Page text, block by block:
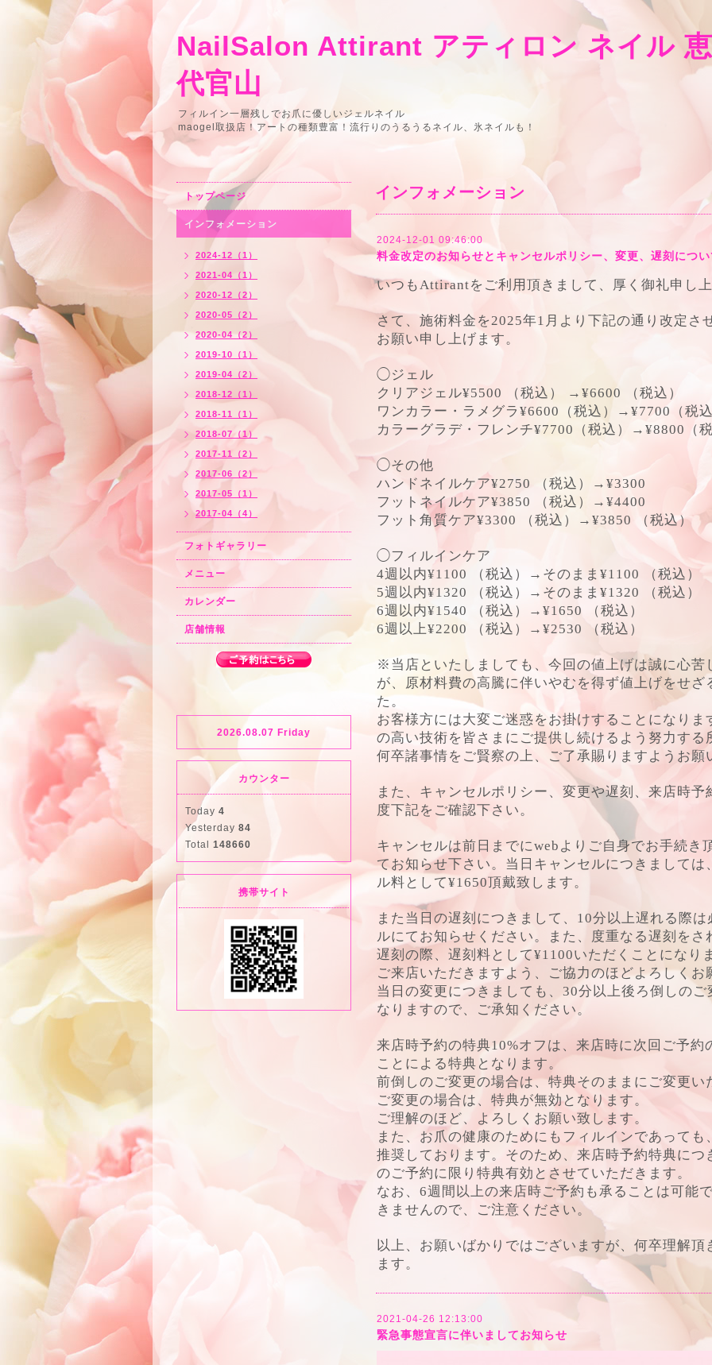
NailSalon Attirant アティロン ネイル
代官山
フィルイン一層残しでお爪に優しいジェルネイル
maogel取扱店！アートの種類豊富！流行りのうるうるネイル、氷ネイルも！
インフォメーション
2024-12-01 09:46:00
料金改定のお知らせとキャンセルポリシー、変更、遅刻につ
いつもAttirantをご利用頂きまして、厚く御礼申し
さて、施術料金を2025年1月より下記の通り改定さ
お願い申し上げます。
◯ジェル
クリアジェル¥5500 （税込） →¥6600 （税込）
ワンカラー・ラメグラ¥6600（税込）→¥7700（税
カラーグラデ・フレンチ¥7700（税込）→¥8800（
◯その他
ハンドネイルケア¥2750 （税込）→¥3300
フットネイルケア¥3850 （税込）→¥4400
フット角質ケア¥3300 （税込）→¥3850 （税込）
◯フィルインケア
4週以内¥1100 （税込）→そのまま¥1100 （税込）
5週以内¥1320 （税込）→そのまま¥1320 （税込）
6週以内¥1540 （税込）→¥1650 （税込）
6週以上¥2200 （税込）→¥2530 （税込）
※当店といたしましても、今回の値上げは誠に心苦
が、原材料費の高騰に伴いやむを得ず値上げをせ
た。
お客様方には大変ご迷惑をお掛けすることになり
の高い技術を皆さまにご提供し続けるよう努力する
何卒諸事情をご賢察の上、ご了承賜りますようお願
また、キャンセルポリシー、変更や遅刻、来店時
度下記をご確認下さい。
キャンセルは前日までにwebよりご自身でお手続き
てお知らせ下さい。当日キャンセルにつきまして
ル料として¥1650頂戴致します。
また当日の遅刻につきまして、10分以上遅れる際
ルにてお知らせください。また、度重なる遅刻を
遅刻の際、遅刻料として¥1100いただくことになり
ご来店いただきますよう、ご協力のほどよろしくお
当日の変更につきましても、30分以上後ろ倒しの
なりますので、ご承知ください。
来店時予約の特典10%オフは、来店時に次回ご予約
ことによる特典となります。
前倒しのご変更の場合は、特典そのままにご変更
ご変更の場合は、特典が無効となります。
ご理解のほど、よろしくお願い致します。
また、お爪の健康のためにもフィルインであって
推奨しております。そのため、来店時予約特典に
のご予約に限り特典有効とさせていただきます。
なお、6週間以上の来店時ご予約も承ることは可能
きませんので、ご注意ください。
以上、お願いばかりではございますが、何卒理解
ます。
2021-04-26 12:13:00
緊急事態宣言に伴いましてお知らせ
トップページ
インフォメーション
2024-12（1）
2021-04（1）
2020-12（2）
2020-05（2）
2020-04（2）
2019-10（1）
2019-04（2）
2018-12（1）
2018-11（1）
2018-07（1）
2017-11（2）
2017-06（2）
2017-05（1）
2017-04（4）
フォトギャラリー
メニュー
カレンダー
店舗情報
2026.08.07 Friday
カウンター
Today 4
Yesterday 84
Total 148660
携帯サイト